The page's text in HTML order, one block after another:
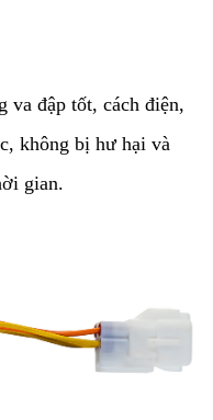
va đập tốt, cách điện,
không bị hư hại và
gian.